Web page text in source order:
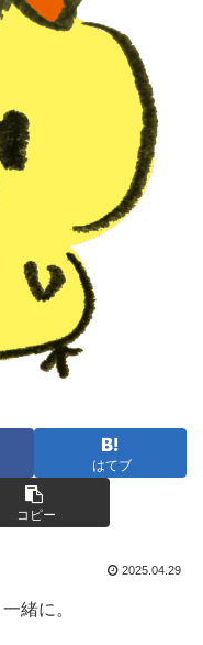
はてブ
コピー
2025.04.29
緒に。